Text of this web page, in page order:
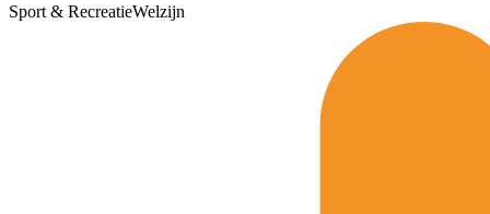
Sport & RecreatieWelzijn